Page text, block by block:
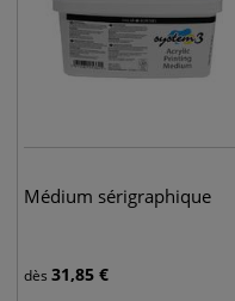
Médium sérigraphique
dès 31,85 €